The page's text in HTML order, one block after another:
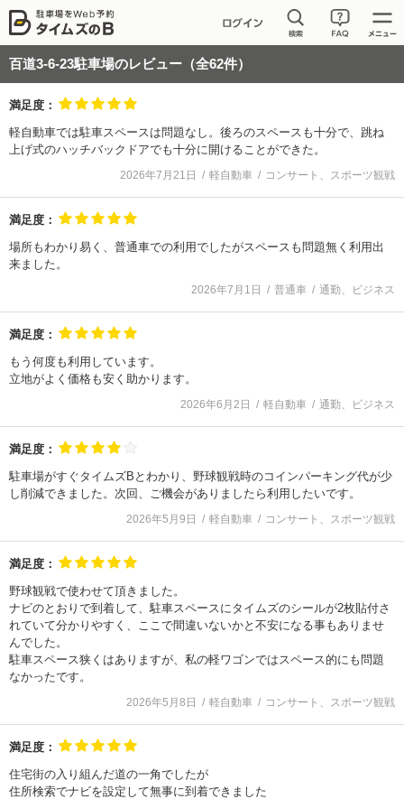
百道3-6-23駐車場のレビュー（全62件）
満足度：
軽自動車では駐車スペースは問題なし。後ろのスペースも十分で、跳ね
上げ式のハッチバックドアでも十分に開けることができた。
2026年7月21日 軽自動車 コンサート、スポーツ観戦
満足度：
場所もわかり易く、普通車での利用でしたがスペースも問題無く利用出
来ました。
2026年7月1日 普通車 通勤、ビジネス
満足度：
もう何度も利用しています。
立地がよく価格も安く助かります。
2026年6月2日 軽自動車 通勤、ビジネス
満足度：
駐車場がすぐタイムズBとわかり、野球観戦時のコインパーキング代が少
し削減できました。次回、ご機会がありましたら利用したいです。
2026年5月9日 軽自動車 コンサート、スポーツ観戦
満足度：
野球観戦で使わせて頂きました。
ナビのとおりで到着して、駐車スペースにタイムズのシールが2枚貼付さ
れていて分かりやすく、ここで間違いないかと不安になる事もありませ
んでした。
駐車スペース狭くはありますが、私の軽ワゴンではスペース的にも問題
なかったです。
2026年5月8日 軽自動車 コンサート、スポーツ観戦
満足度：
住宅街の入り組んだ道の一角でしたが
住所検索でナビを設定して無事に到着できました